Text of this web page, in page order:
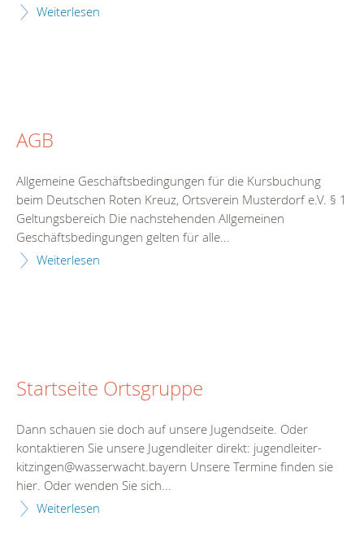
Weiterlesen
AGB
Allgemeine Geschäftsbedingungen für die Kursbuchung
beim Deutschen Roten Kreuz, Ortsverein Musterdorf e.V. § 1
Geltungsbereich Die nachstehenden Allgemeinen
Geschäftsbedingungen gelten für alle...
Weiterlesen
Startseite Ortsgruppe
Dann schauen sie doch auf unsere Jugendseite. Oder
kontaktieren Sie unsere Jugendleiter direkt: jugendleiter-
kitzingen@wasserwacht.bayern Unsere Termine finden sie
hier. Oder wenden Sie sich...
Weiterlesen